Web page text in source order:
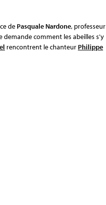
de Pasquale Nardone, professeur
comment les abeilles s'y
rencontrent le chanteur Philippe